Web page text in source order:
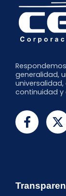
generalidad,
continuidad y